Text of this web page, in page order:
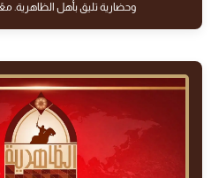
وحضارية تليق بأهل الظاهرية.